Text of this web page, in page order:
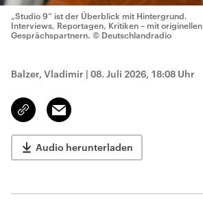
„Studio 9“ ist der Überblick mit Hintergrund.
Interviews, Reportagen, Kritiken – mit originellen
Gesprächspartnern. © Deutschlandradio
Balzer, Vladimir | 08. Juli 2026, 18:08 Uhr
Link
kopieren/teilen
Email
Audio herunterladen